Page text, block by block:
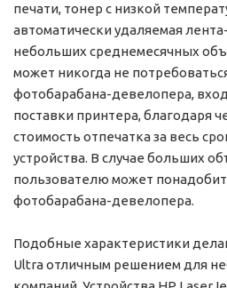
печати, тонер с низкой
автоматически удаляемая
небольших среднемесячных
может никогда не
фотобарабана-девелопера,
поставки принтера, благодаря
стоимость отпечатка за весь
устройства. В случае больших
пользователю может
фотобарабана-девелопера.
Подобные характеристики
Ultra отличным решением для